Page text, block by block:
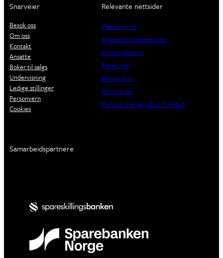
Snarveier
Besøk oss
Om oss
Kontakt
Ansatte
Bøker til salgs
Undervisning
Ledige stillinger
Personvern
Cookies
Relevante nettsider
Plattform.no
Krigsseilerregisteret.no
Minnehallen.no
Fanger.no
Beheard.no
Glimtvis.no
Podcast: Fortid, nåtid, framtid
Samarbeidspartnere